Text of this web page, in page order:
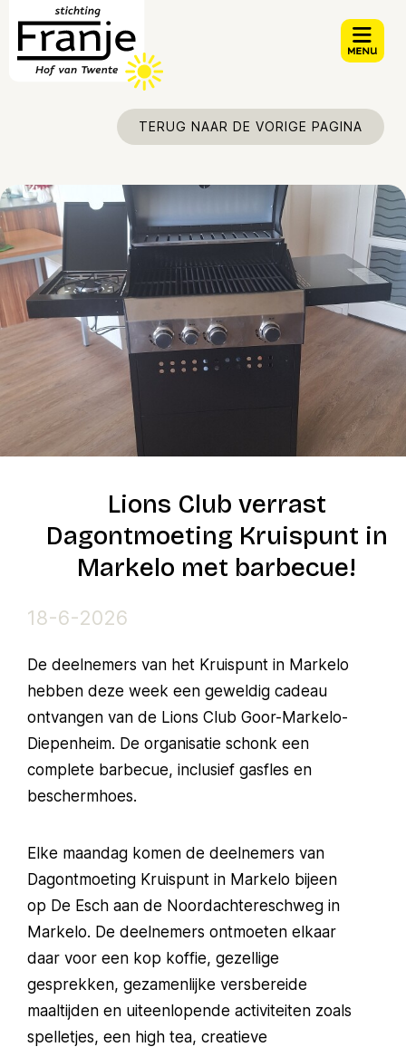
TERUG NAAR DE VORIGE PAGINA
Lions Club verrast
Dagontmoeting Kruispunt in
Markelo met barbecue!
18-6-2026
De deelnemers van het Kruispunt in Markelo
hebben deze week een geweldig cadeau
ontvangen van de Lions Club Goor-Markelo-
Diepenheim. De organisatie schonk een
complete barbecue, inclusief gasfles en
beschermhoes.
Elke maandag komen de deelnemers van
Dagontmoeting Kruispunt in Markelo bijeen
op De Esch aan de Noordachtereschweg in
Markelo. De deelnemers ontmoeten elkaar
daar voor een kop koffie, gezellige
gesprekken, gezamenlijke versbereide
maaltijden en uiteenlopende activiteiten zoals
spelletjes, een high tea, creatieve